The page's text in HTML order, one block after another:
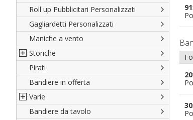
Tedesche
Regioni varie
Varie Province del Mondo
Da spiaggia
Di cortesia
Roll up Pubblicitari Personalizzati
Gagliardetti Personalizzati
Maniche a vento
Storiche
Italiane
Porte di Milano
Francesi
Americane
Pirati
Bandiere in offerta
Varie
Bandiere del CICAP - Think Deep
Bandiere da tavolo